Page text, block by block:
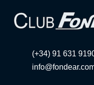
(+34) 91 631